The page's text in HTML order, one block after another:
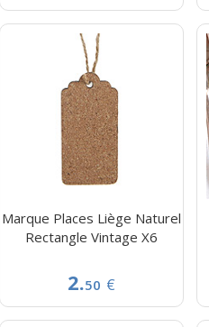
Marque Places Liège Naturel
Rectangle Vintage X6
2.50 €